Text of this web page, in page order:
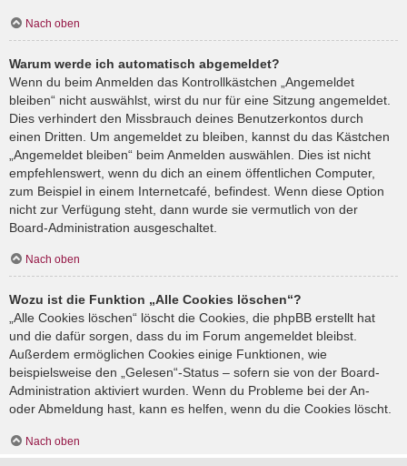
Nach oben
Warum werde ich automatisch abgemeldet?
Wenn du beim Anmelden das Kontrollkästchen „Angemeldet
bleiben“ nicht auswählst, wirst du nur für eine Sitzung angemeldet.
Dies verhindert den Missbrauch deines Benutzerkontos durch
einen Dritten. Um angemeldet zu bleiben, kannst du das Kästchen
„Angemeldet bleiben“ beim Anmelden auswählen. Dies ist nicht
empfehlenswert, wenn du dich an einem öffentlichen Computer,
zum Beispiel in einem Internetcafé, befindest. Wenn diese Option
nicht zur Verfügung steht, dann wurde sie vermutlich von der
Board-Administration ausgeschaltet.
Nach oben
Wozu ist die Funktion „Alle Cookies löschen“?
„Alle Cookies löschen“ löscht die Cookies, die phpBB erstellt hat
und die dafür sorgen, dass du im Forum angemeldet bleibst.
Außerdem ermöglichen Cookies einige Funktionen, wie
beispielsweise den „Gelesen“-Status – sofern sie von der Board-
Administration aktiviert wurden. Wenn du Probleme bei der An-
oder Abmeldung hast, kann es helfen, wenn du die Cookies löscht.
Nach oben